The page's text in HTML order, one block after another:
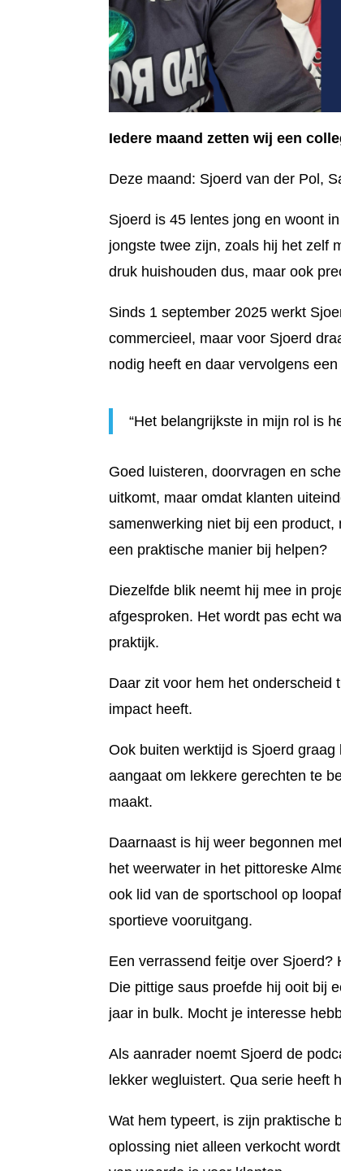
Iedere maand zetten wij een
Deze maand: Sjoerd van der Pol,
Sjoerd is 45 lentes jong en woont
jongste twee zijn, zoals hij het zelf
druk huishouden dus, maar ook
Sinds 1 september 2025 werkt
commercieel, maar voor Sjoerd
nodig heeft en daar vervolgens
“Het belangrijkste in mijn rol is
Goed luisteren, doorvragen en
uitkomt, maar omdat klanten
samenwerking niet bij een
een praktische manier bij helpen?
Diezelfde blik neemt hij mee in
afgesproken. Het wordt pas echt
praktijk.
Daar zit voor hem het onderscheid
impact heeft.
Ook buiten werktijd is Sjoerd
aangaat om lekkere gerechten te
maakt.
Daarnaast is hij weer begonnen
het weerwater in het pittoreske
ook lid van de sportschool op
sportieve vooruitgang.
Een verrassend feitje over Sjoerd?
Die pittige saus proefde hij ooit bij
jaar in bulk. Mocht je interesse
Als aanrader noemt Sjoerd de
lekker wegluistert. Qua serie heeft
Wat hem typeert, is zijn praktische
oplossing niet alleen verkocht